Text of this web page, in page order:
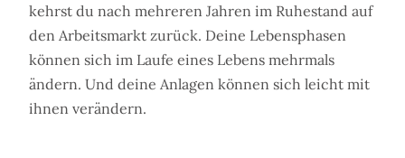
kehrst du nach mehreren Jahren im Ruhestand auf
den Arbeitsmarkt zurück. Deine Lebensphasen
können sich im Laufe eines Lebens mehrmals
ändern. Und deine Anlagen können sich leicht mit
ihnen verändern.